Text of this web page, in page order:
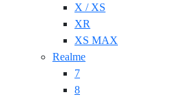
X / XS
XR
XS MAX
Realme
7
8